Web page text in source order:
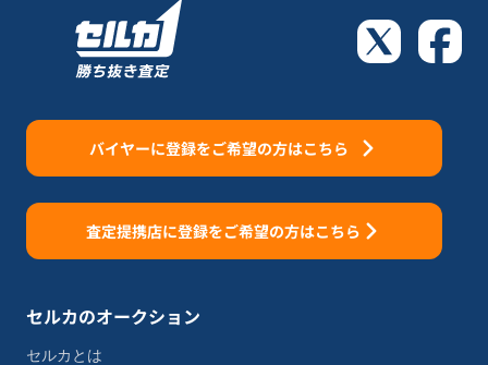
バイヤーに登録をご希望の方はこちら
査定提携店に登録をご希望の方はこちら
セルカのオークション
セルカとは